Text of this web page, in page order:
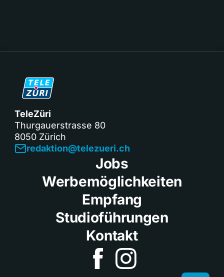
TeleZüri
Thurgauerstrasse 80
8050 Zürich
redaktion@telezueri.ch
Jobs
Werbemöglichkeiten
Empfang
Studioführungen
Kontakt